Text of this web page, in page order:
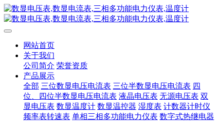
网站首页
关于我们
公司简介 荣誉资质
产品展示
全部 三位数显电压电流表 三位半数显电压电流表 四
位、四位半数显电压电流表 液晶电压表 无源电压表 双
显电压表 数显温度计 数显温控器 湿度表 计数器计时仪
频率表转速表 单相三相多功能电力仪表 数字式热继电器